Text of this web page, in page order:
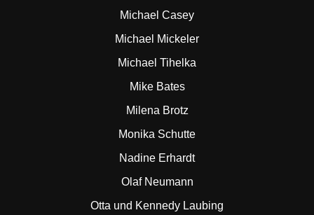
Michael Casey
Michael Mickeler
Michael Tihelka
Mike Bates
Milena Brotz
Monika Schutte
Nadine Erhardt
Olaf Neumann
Otta und Kennedy Laubing